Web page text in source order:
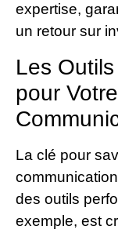
expertise,
un retour sur
Les
pour
La clé pour
des outils
exemple, est